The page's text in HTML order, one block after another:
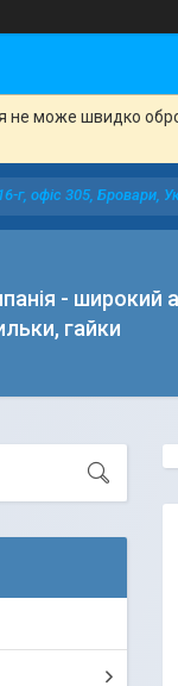
не може швидко
г, офіс 305, Бровари,
- широкий
гайки